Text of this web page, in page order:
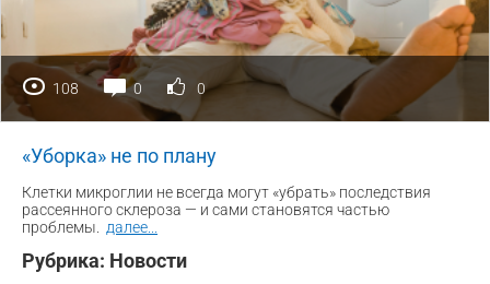
108 0 0
«Уборка» не по плану
Клетки микроглии не всегда могут «убрать» последствия
рассеянного склероза — и сами становятся частью
проблемы.
далее
Рубрика: Новости